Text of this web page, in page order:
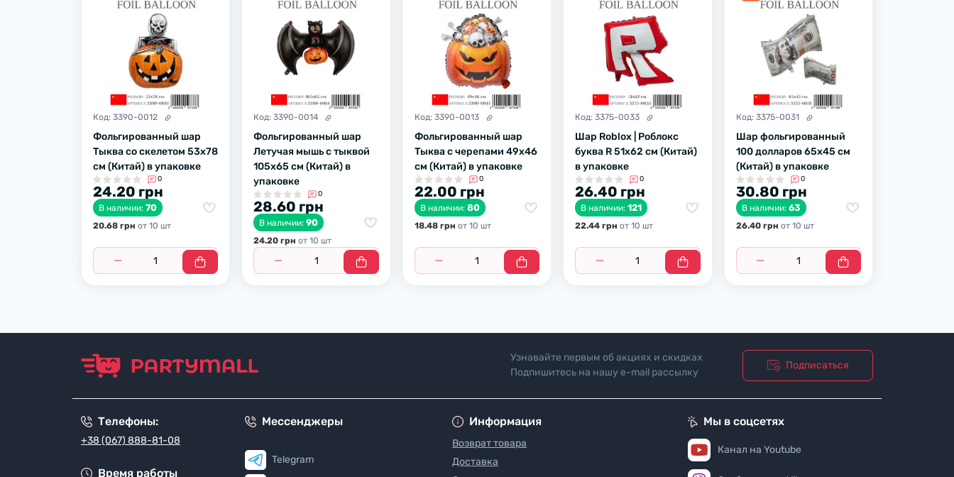
Код: 3390-0012
Фольгированный шар
Тыква со скелетом 53х78
см (Китай) в упаковке
0
24.20 грн
В наличии: 70
20.68 грн от 10 шт
Код:3390-0014
Фольгированный шар
Летучая мышь с тыквой
105х65 см (Китай) в
упаковке
0
28.60 грн
В наличии:90
24.20 грн от 10 шт
Код: 3390-0013
Фольгированный шар
Тыква с черепами 49х46
см (Китай) в упаковке
0
22.00 грн
В наличии: 80
18.48 грн от 10 шт
Код:3375-0033
Шар Roblox | Роблокс
буква R 51х62 см (Китай)
в упаковке
0
26.40 грн
В наличии:121
22.44 грн от 10 шт
Код: 3375-0031
Шар фольгированный
100 долларов 65х45 см
(Китай) в упаковке
0
30.80 грн
В наличии: 63
26.40 грн от 10 шт
Узнавайте первым об акциях и скидках
Подпишитесь на нашу e-mail рассылку
Подписаться
Телефоны:
+38 (067) 888-81-08
Время работы
Мессенджеры
Telegram
Информация
Возврат товара
Доставка
Мы в соцсетях
Канал на Youtube